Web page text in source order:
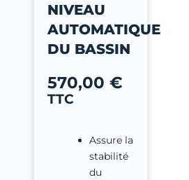
NIVEAU
AUTOMATIQUE
DU BASSIN
570,00 €
TTC
Assure la
stabilité
du